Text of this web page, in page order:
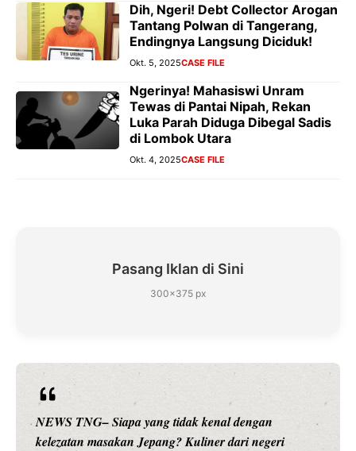
Dih, Ngeri! Debt Collector Arogan
Tantang Polwan di Tangerang,
Endingnya Langsung Diciduk!
Okt. 5, 2025CASE FILE
Ngerinya! Mahasiswi Unram
Tewas di Pantai Nipah, Rekan
Luka Parah Diduga Dibegal Sadis
di Lombok Utara
Okt. 4, 2025CASE FILE
Pasang Iklan di Sini
300×375 px
NEWS TNG– Siapa sangka, dua nama besar di dunia
hiburan, Nunung Srimulat dan Vicky Prasetyo, kini